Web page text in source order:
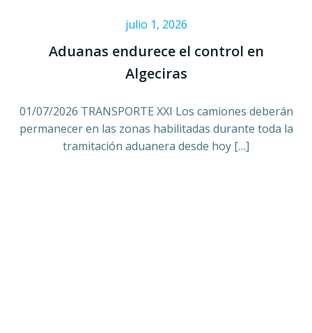
julio 1, 2026
Aduanas endurece el control en
Algeciras
01/07/2026 TRANSPORTE XXI Los camiones deberán
permanecer en las zonas habilitadas durante toda la
tramitación aduanera desde hoy […]